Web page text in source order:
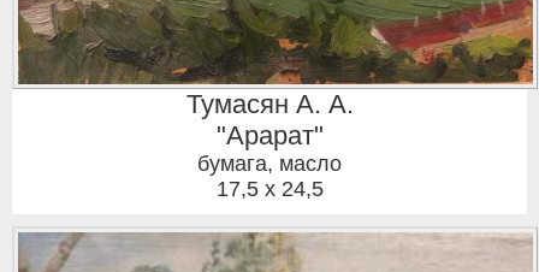
Тумасян А. А.
"Арарат"
бумага, масло
17,5 x 24,5